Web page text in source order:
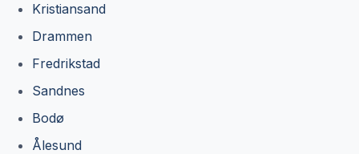
Kristiansand
Drammen
Fredrikstad
Sandnes
Bodø
Ålesund